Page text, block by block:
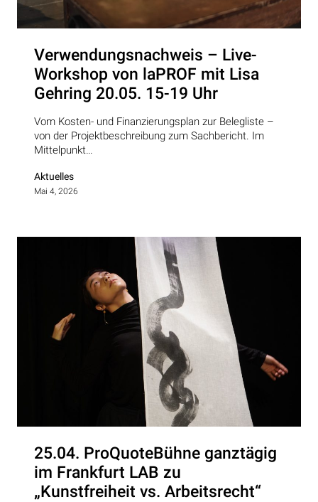
Verwendungsnachweis – Live-
Workshop von laPROF mit Lisa
Gehring 20.05. 15-19 Uhr
Vom Kosten- und Finanzierungsplan zur Belegliste –
von der Projektbeschreibung zum Sachbericht. Im
Mittelpunkt…
Aktuelles
Mai 4, 2026
25.04. ProQuoteBühne ganztägig
im Frankfurt LAB zu
„Kunstfreiheit vs. Arbeitsrecht“